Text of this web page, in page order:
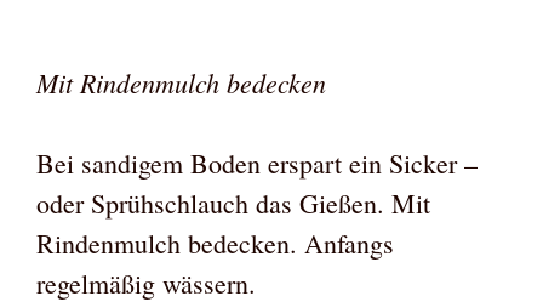
Mit Rindenmulch bedecken
Bei sandigem Boden erspart ein Sicker –
oder Sprühschlauch das Gießen. Mit
Rindenmulch bedecken. Anfangs
regelmäßig wässern.